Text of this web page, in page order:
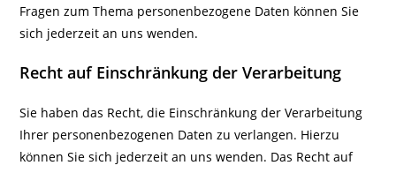
Fragen zum Thema personenbezogene Daten können Sie
sich jederzeit an uns wenden.
Recht auf Einschränkung der Verarbeitung
Sie haben das Recht, die Einschränkung der Verarbeitung
Ihrer personenbezogenen Daten zu verlangen. Hierzu
können Sie sich jederzeit an uns wenden. Das Recht auf